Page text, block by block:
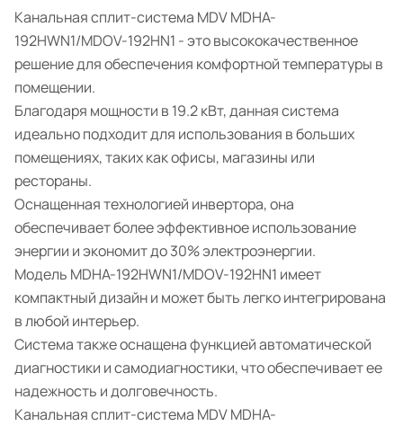
Канальная сплит-система MDV MDHA-
192HWN1/MDOV-192HN1 - это высококачественное
решение для обеспечения комфортной температуры в
помещении.
Благодаря мощности в 19.2 кВт, данная система
идеально подходит для использования в больших
помещениях, таких как офисы, магазины или
рестораны.
Оснащенная технологией инвертора, она
обеспечивает более эффективное использование
энергии и экономит до 30% электроэнергии.
Модель MDHA-192HWN1/MDOV-192HN1 имеет
компактный дизайн и может быть легко интегрирована
в любой интерьер.
Система также оснащена функцией автоматической
диагностики и самодиагностики, что обеспечивает ее
надежность и долговечность.
Канальная сплит-система MDV MDHA-